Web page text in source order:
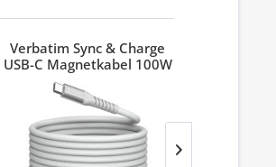
Verbatim Sync & Charge
USB-C Magnetkabel 100W